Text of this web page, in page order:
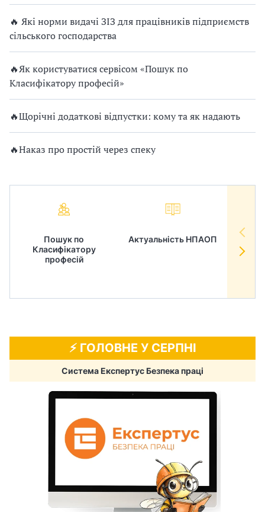
🔥 Які норми видачі ЗІЗ для працівників підприємств
сільського господарства
🔥Як користуватися сервісом «Пошук по
Класифікатору професій»
🔥Щорічні додаткові відпустки: кому та як надають
🔥Наказ про простій через спеку
Пошук по
Класифікатору
професій
Актуальність НПАОП
⚡️ ГОЛОВНЕ У СЕРПНІ
Система Експертус Безпека праці